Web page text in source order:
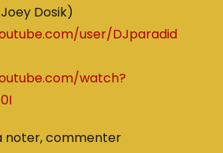
Dosik)
user/DJparadid
watch?
noter, commenter